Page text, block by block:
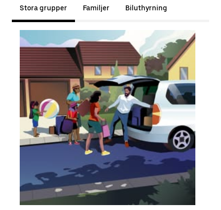
Stora grupper Familjer Biluthyrning